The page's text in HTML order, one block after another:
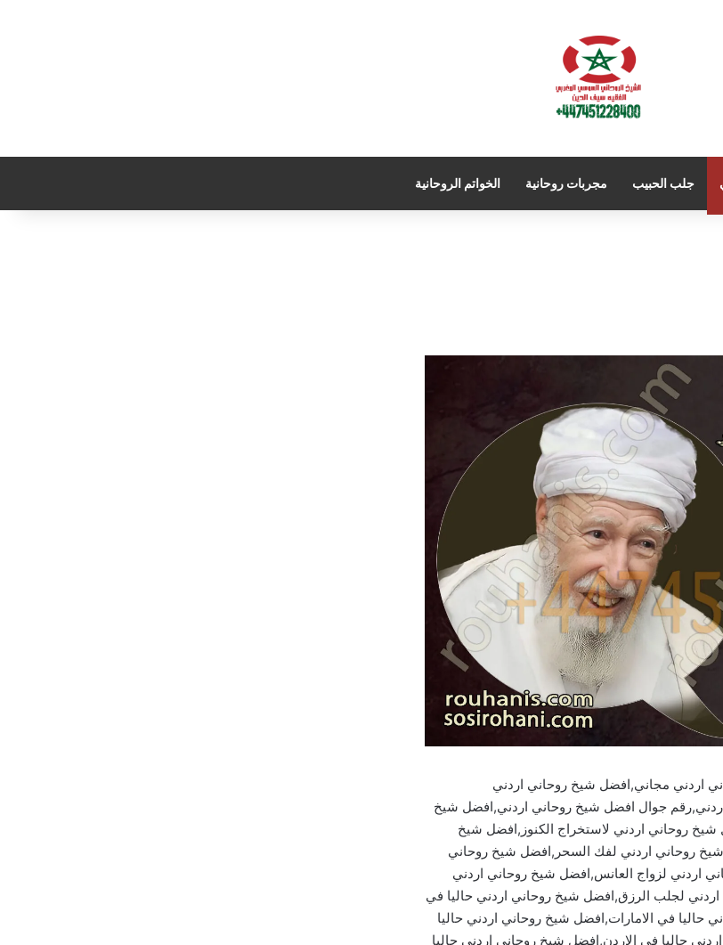
جلب الحبيب مجربات روحانية الخواتم الروحانية
اردني مجاني,افضل شيخ روحاني اردني
جوال افضل شيخ روحاني اردني,افضل شيخ
روحاني اردني لاستخراج الكنوز,افضل شيخ
روحاني اردني لفك السحر,افضل شيخ روحاني
اردني لزواج العانس,افضل شيخ روحاني اردني
لجلب الرزق,افضل شيخ روحاني اردني حاليا في
في الامارات,افضل شيخ روحاني اردني حاليا
حاليا في الاردن,افضل شيخ روحاني اردني حاليا